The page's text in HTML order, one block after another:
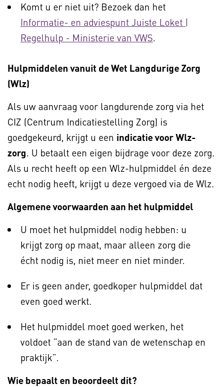
Komt u er niet uit? Bezoek dan het
Informatie- en adviespunt Juiste Loket |
Regelhulp - Ministerie van VWS.
Hulpmiddelen vanuit de Wet Langdurige Zorg
(Wlz)
Als uw aanvraag voor langdurende zorg via het
CIZ (Centrum Indicatiestelling Zorg) is
goedgekeurd, krijgt u een indicatie voor Wlz-
zorg. U betaalt een eigen bijdrage voor deze zorg.
Als u recht heeft op een Wlz-hulpmiddel én deze
echt nodig heeft, krijgt u deze vergoed via de Wlz.
Algemene voorwaarden aan het hulpmiddel
U moet het hulpmiddel nodig hebben: u
krijgt zorg op maat, maar alleen zorg die
écht nodig is, niet meer en niet minder.
Er is geen ander, goedkoper hulpmiddel dat
even goed werkt.
Het hulpmiddel moet goed werken, het
voldoet “aan de stand van de wetenschap en
praktijk”.
Wie bepaalt en beoordeelt dit?